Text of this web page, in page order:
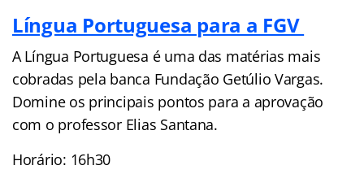
Língua Portuguesa para a FGV
A Língua Portuguesa é uma das matérias mais
cobradas pela banca Fundação Getúlio Vargas.
Domine os principais pontos para a aprovação
com o professor Elias Santana.
Horário: 16h30